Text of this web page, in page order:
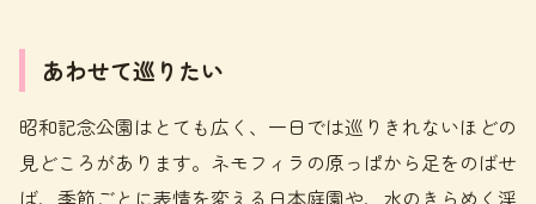
あわせて巡りたい
昭和記念公園はとても広く、一日では巡りきれないほどの
見どころがあります。ネモフィラの原っぱから足をのばせ